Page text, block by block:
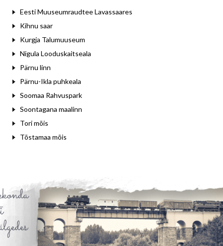
Eesti Muuseumraudtee Lavassaares
Kihnu saar
Kurgja Talumuuseum
Nigula Looduskaitseala
Pärnu linn
Pärnu-Ikla puhkeala
Soomaa Rahvuspark
Soontagana maalinn
Tori mõis
Tõstamaa mõis